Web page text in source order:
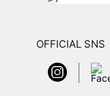
OFFICIAL SNS